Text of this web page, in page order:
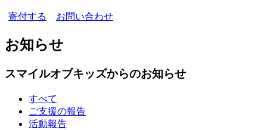
寄付する お問い合わせ
お知らせ
スマイルオブキッズからのお知らせ
すべて
ご支援の報告
活動報告